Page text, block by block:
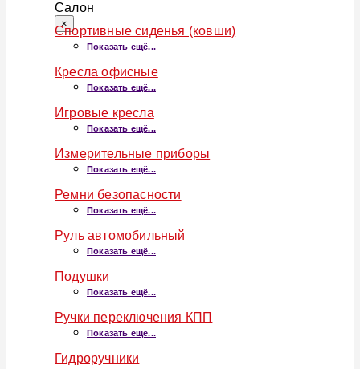
Салон
×
Спортивные сиденья (ковши)
Показать ещё...
Кресла офисные
Показать ещё...
Игровые кресла
Показать ещё...
Измерительные приборы
Показать ещё...
Ремни безопасности
Показать ещё...
Руль автомобильный
Показать ещё...
Подушки
Показать ещё...
Ручки переключения КПП
Показать ещё...
Гидроручники